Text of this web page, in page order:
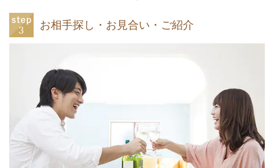
お相手探し・お見合い・ご紹介